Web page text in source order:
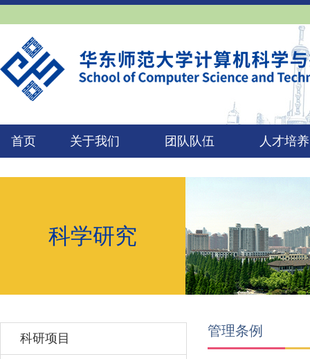
首页 关于我们 团队队伍 人才培养
科学研究
科研项目 管理条例